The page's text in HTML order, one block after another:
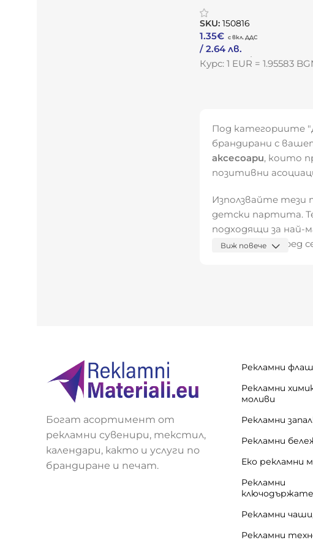
усмивка“
SKU: 150816
1.35€
/ 2.64 лв.
Към Продукта
Курс: 1 EUR = 1.95583
Под категориите
брандирани с
аксесоари, които
позитивни
Използвайте тези
детски партита.
подходящи за
вашия бранд сред
Виж повече
Богат асортимент от
рекламни сувенири, текстил,
календари, както и услуги по
брандиране и печат.
Рекламни
Рекламни
моливи
Рекламни
Рекламни
Еко рекламни
Рекламни
Рекламни
Рекламни